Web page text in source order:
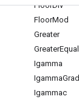
FloorDiv
FloorMod
Greater
GreaterEqual
Igamma
IgammaGrad
Igammac